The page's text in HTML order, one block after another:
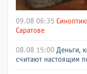
09.08 06:35
Саратове
08.08 15:00 Деньги,
считают настоящим